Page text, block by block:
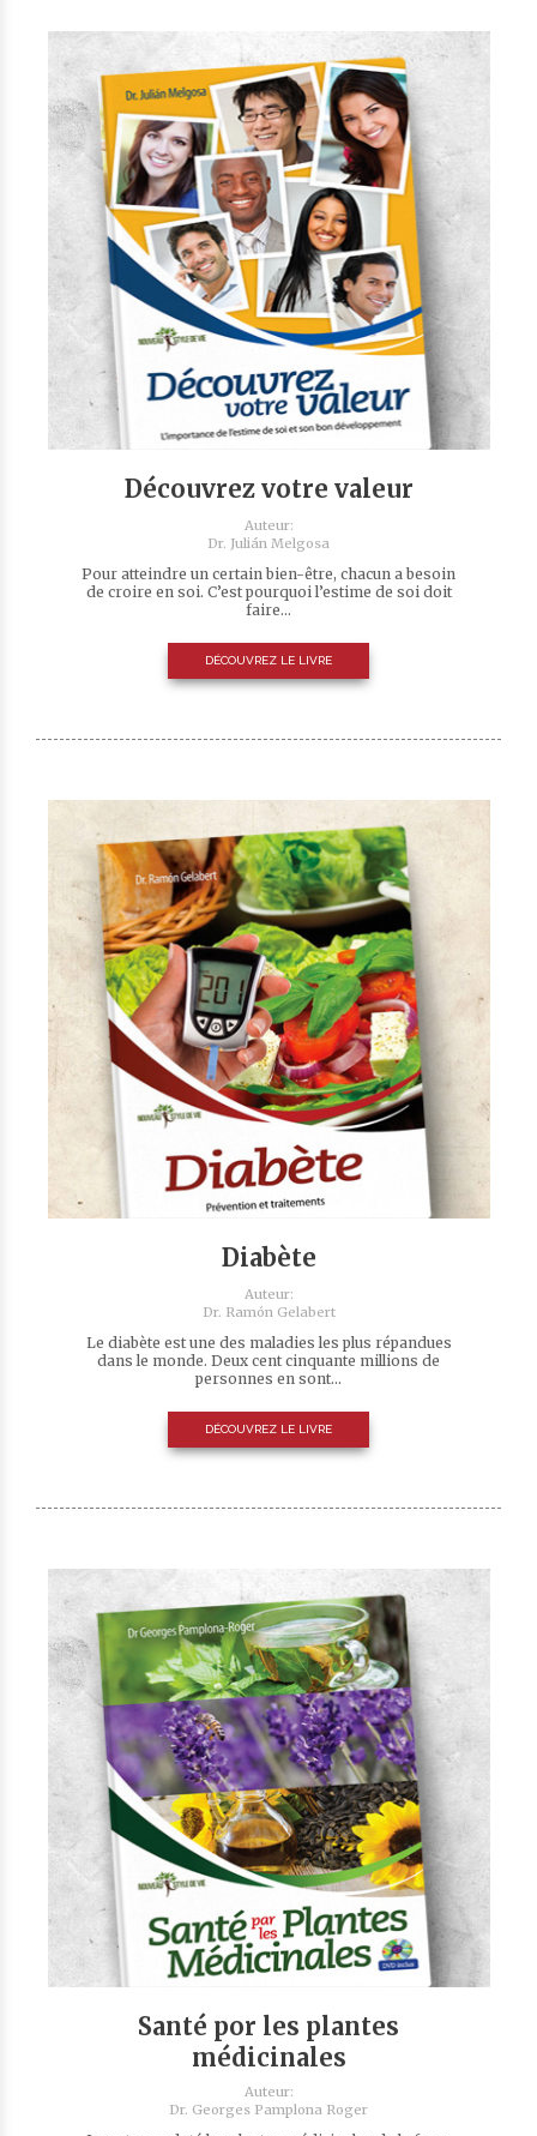
Découvrez votre valeur
Auteur:
Dr. Julián Melgosa
Pour atteindre un certain bien-être, chacun a besoin
de croire en soi. C’est pourquoi l’estime de soi doit
faire...
DÉCOUVREZ LE LIVRE
Diabète
Auteur:
Dr. Ramón Gelabert
Le diabète est une des maladies les plus répandues
dans le monde. Deux cent cinquante millions de
personnes en sont...
DÉCOUVREZ LE LIVRE
Santé por les plantes
médicinales
Auteur:
Dr. Georges Pamplona Roger